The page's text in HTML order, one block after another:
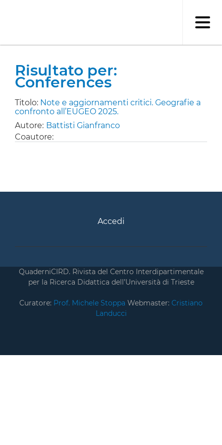
Risultato per:
Conferences
Titolo: Note e aggiornamenti critici. Geografie a
confronto all’EUGEO 2025.
Autore: Battisti Gianfranco
Coautore:
Accedi
QuaderniCIRD. Rivista del Centro Interdipartimentale
per la Ricerca Didattica dell’Università di Trieste
Curatore: Prof. Michele Stoppa Webmaster: Cristiano
Landucci